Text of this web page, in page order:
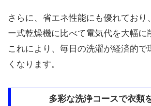
さらに、省エネ性能にも優れており
ー式乾燥機に比べて電気代を大幅に
これにより、毎日の洗濯が経済的で
くなります。
多彩な洗浄コースで衣類